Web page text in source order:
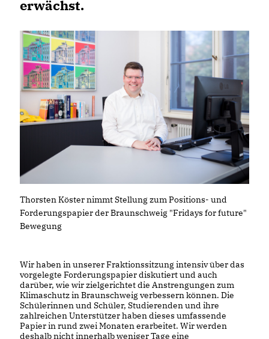
erwächst.
Thorsten Köster nimmt Stellung zum Positions- und
Forderungspapier der Braunschweig "Fridays for future"
Bewegung
Wir haben in unserer Fraktionssitzung intensiv über das
vorgelegte Forderungspapier diskutiert und auch
darüber, wie wir zielgerichtet die Anstrengungen zum
Klimaschutz in Braunschweig verbessern können. Die
Schülerinnen und Schüler, Studierenden und ihre
zahlreichen Unterstützer haben dieses umfassende
Papier in rund zwei Monaten erarbeitet. Wir werden
deshalb nicht innerhalb weniger Tage eine